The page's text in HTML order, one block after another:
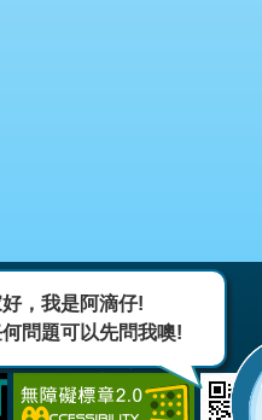
，我是阿滴仔!
問題可以先問我噢!